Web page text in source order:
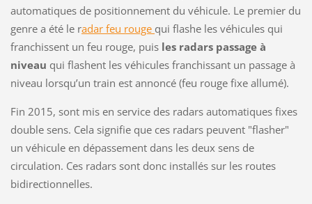
automatiques de positionnement du véhicule. Le premier du
genre a été le radar feu rouge qui flashe les véhicules qui
franchissent un feu rouge, puis les radars passage à
niveau qui flashent les véhicules franchissant un passage à
niveau lorsqu’un train est annoncé (feu rouge fixe allumé).
Fin 2015, sont mis en service des radars automatiques fixes
double sens. Cela signifie que ces radars peuvent "flasher"
un véhicule en dépassement dans les deux sens de
circulation. Ces radars sont donc installés sur les routes
bidirectionnelles.